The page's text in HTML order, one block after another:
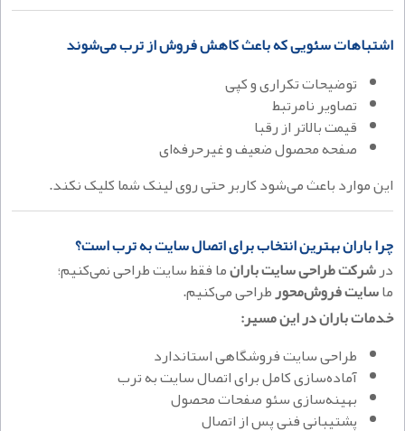
اشتباهات سئویی که باعث کاهش فروش از ترب می‌شوند
توضیحات تکراری و کپی
تصاویر نامرتبط
قیمت بالاتر از رقبا
صفحه محصول ضعیف و غیرحرفه‌ای
این موارد باعث می‌شود کاربر حتی روی لینک شما کلیک نکند.
چرا باران بهترین انتخاب برای اتصال سایت به ترب است؟
درشرکت طراحی سایت بارانما فقط سایت طراحی نمی‌کنیم؛
ماسایت فروش‌محورطراحی می‌کنیم.
خدمات باران در این مسیر:
طراحی سایت فروشگاهی استاندارد
آماده‌سازی کامل برای اتصال سایت به ترب
بهینه‌سازی سئو صفحات محصول
پشتیبانی فنی پس از اتصال